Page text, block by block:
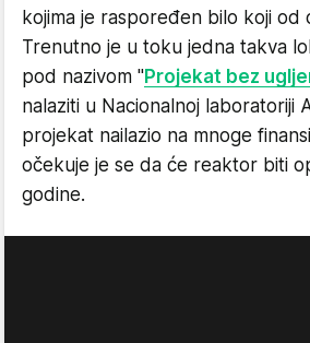
kojima je raspoređen bilo koji od
Trenutno je u toku jedna takva
pod nazivom "Projekat bez
nalaziti u Nacionalnoj laboratoriji
projekat nailazio na mnoge
očekuje je se da će reaktor biti
godine.